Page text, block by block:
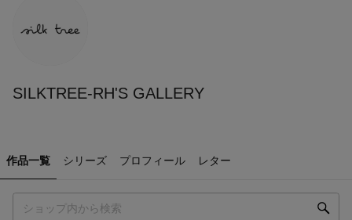
SILKTREE-RH'S GALLERY
作品一覧 シリーズ プロフィール レター